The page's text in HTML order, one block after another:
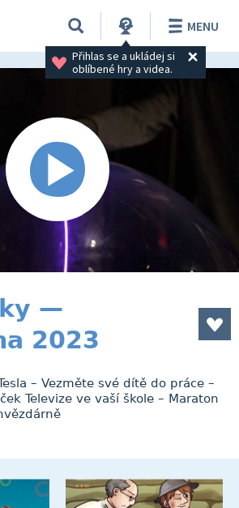
Přihlas se a ukládej si
oblíbené hry a videa.
MENU
—
2023
– Vezměte své dítě do práce –
Televize ve vaší škole – Maraton